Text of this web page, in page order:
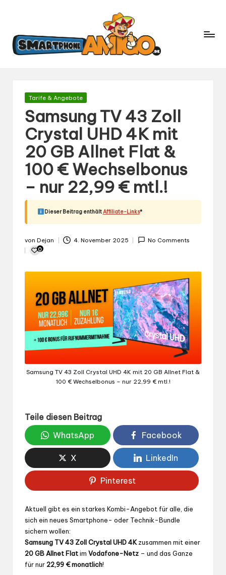
m
a
rt
in
der
Mobilfunk
Gepostet
Tarife & Angebote
Samsung TV 43 Zoll
Crystal UHD 4K mit
20 GB Allnet Flat &
100 € Wechselbonus
– nur 22,99 € mtl.!
Dieser Beitrag enthältAffiliate-Links*
Gepostet
von
von Dejan 4. November 2025 No Comments
0
Samsung TV 43 Zoll Crystal UHD 4K mit 20 GB Allnet Flat &
100 € Wechselbonus – nur 22,99 € mtl.!
Teile diesen Beitrag
WhatsApp
Facebook
X LinkedIn
Pinterest
Aktuell gibt es ein starkes Kombi-Angebot für alle, die
sich ein neues Smartphone- oder Technik-Bundle
sichern wollen:
Samsung TV 43 Zoll Crystal UHD 4Kzusammen mit einer
20 GB Allnet Flatim Vodafone-Netz – und das Ganze
für nur 22,99 € monatlich!